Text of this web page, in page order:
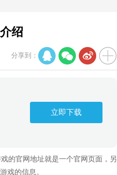
绍
立即下载
的官网地址就是一个官网页面，另
戏的信息。
分享到：